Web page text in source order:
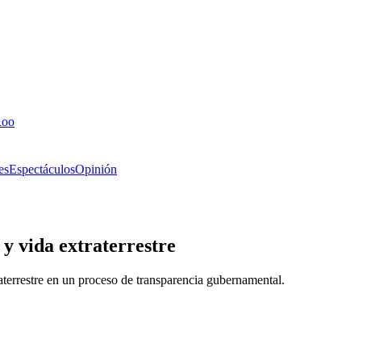
EspectáculosOpinión
y vida extraterrestre
en un proceso de transparencia gubernamental.